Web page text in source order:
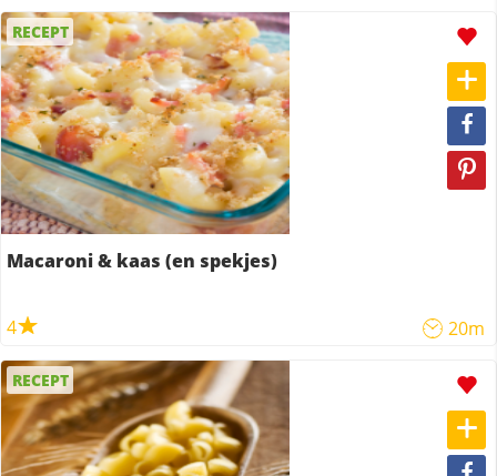
RECEPT
Macaroni & kaas (en spekjes)
4 20m
RECEPT